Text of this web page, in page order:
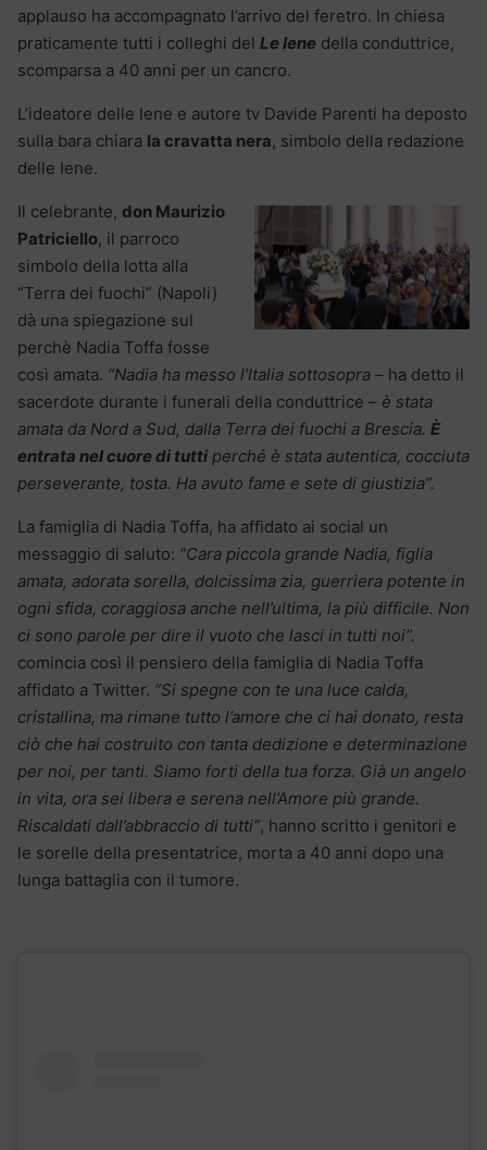
applauso ha accompagnato l’arrivo del feretro. In chiesa
praticamente tutti i colleghi del Le Iene della conduttrice,
scomparsa a 40 anni per un cancro.
L’ideatore delle Iene e autore tv Davide Parenti ha deposto
sulla bara chiara la cravatta nera, simbolo della redazione
delle Iene.
Il celebrante, don Maurizio
Patriciello, il parroco
simbolo della lotta alla
“Terra dei fuochi” (Napoli)
dà una spiegazione sul
perchè Nadia Toffa fosse
così amata. “Nadia ha messo l’Italia sottosopra – ha detto il
sacerdote durante i funerali della conduttrice – è stata
amata da Nord a Sud, dalla Terra dei fuochi a Brescia. È
entrata nel cuore di tutti perché è stata autentica, cocciuta
perseverante, tosta. Ha avuto fame e sete di giustizia”.
La famiglia di Nadia Toffa, ha affidato ai social un
messaggio di saluto: “Cara piccola grande Nadia, figlia
amata, adorata sorella, dolcissima zia, guerriera potente in
ogni sfida, coraggiosa anche nell’ultima, la più difficile. Non
ci sono parole per dire il vuoto che lasci in tutti noi”.
comincia così il pensiero della famiglia di Nadia Toffa
affidato a Twitter. “Si spegne con te una luce calda,
cristallina, ma rimane tutto l’amore che ci hai donato, resta
ciò che hai costruito con tanta dedizione e determinazione
per noi, per tanti. Siamo forti della tua forza. Già un angelo
in vita, ora sei libera e serena nell’Amore più grande.
Riscaldati dall’abbraccio di tutti”, hanno scritto i genitori e
le sorelle della presentatrice, morta a 40 anni dopo una
lunga battaglia con il tumore.